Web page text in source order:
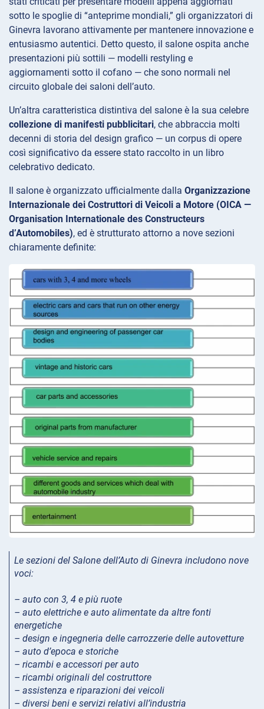
sotto le spoglie di “anteprime mondiali,” gli organizzatori di
Ginevra lavorano attivamente per mantenere innovazione e
entusiasmo autentici. Detto questo, il salone ospita anche
presentazioni più sottili — modelli restyling e
aggiornamenti sotto il cofano — che sono normali nel
circuito globale dei saloni dell’auto.
Un’altra caratteristica distintiva del salone è la sua celebre
collezione di manifesti pubblicitari, che abbraccia molti
decenni di storia del design grafico — un corpus di opere
così significativo da essere stato raccolto in un libro
celebrativo dedicato.
Il salone è organizzato ufficialmente dalla Organizzazione
Internazionale dei Costruttori di Veicoli a Motore (OICA —
Organisation Internationale des Constructeurs
d’Automobiles), ed è strutturato attorno a nove sezioni
chiaramente definite:
Le sezioni del Salone dell’Auto di Ginevra includono nove
voci:
– auto con 3, 4 e più ruote
– auto elettriche e auto alimentate da altre fonti
energetiche
– design e ingegneria delle carrozzerie delle autovetture
– auto d’epoca e storiche
– ricambi e accessori per auto
– ricambi originali del costruttore
– assistenza e riparazioni dei veicoli
– diversi beni e servizi relativi all’industria